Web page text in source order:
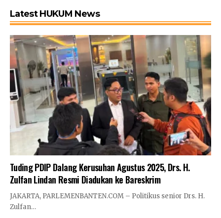
Latest HUKUM News
Tuding PDIP Dalang Kerusuhan Agustus 2025, Drs. H.
Zulfan Lindan Resmi Diadukan ke Bareskrim
JAKARTA, PARLEMENBANTEN.COM – Politikus senior Drs. H.
Zulfan…